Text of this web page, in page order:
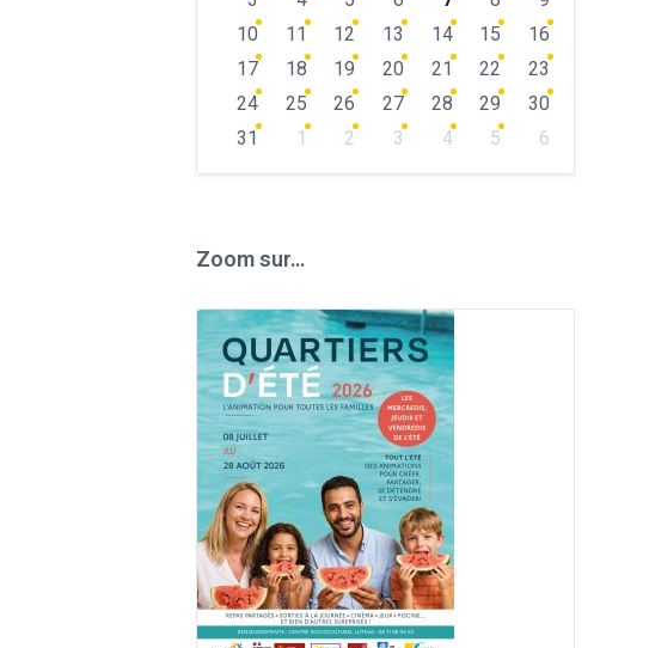
10
11 12 13 14 15
16
17
18 19 20 21 22
23
24
25 26 27 28 29
30
31
1 2 3 4 5
6
Zoom sur…